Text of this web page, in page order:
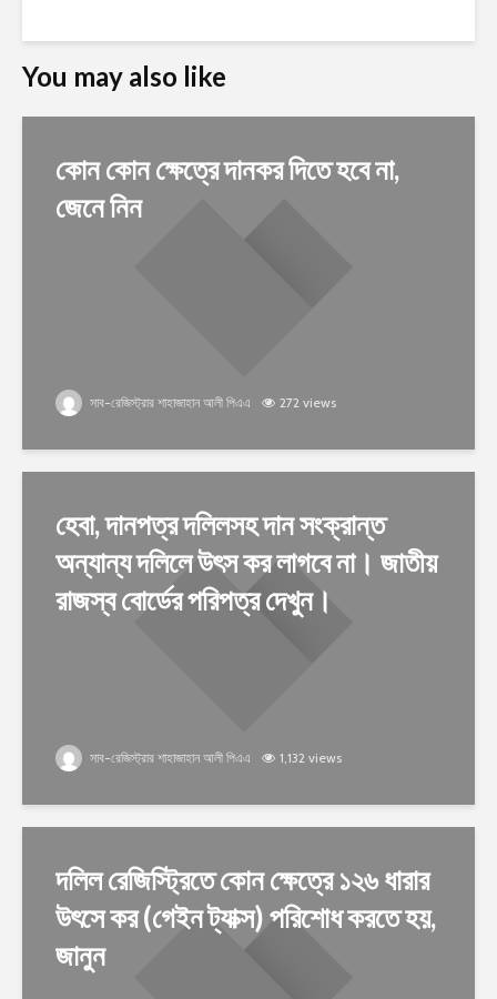
You may also like
কোন কোন ক্ষেত্রে দানকর দিতে হবে না,
জেনে নিন
সাব-রেজিস্ট্রার শাহাজাহান আলী পিএএ 272 views
হেবা, দানপত্র দলিলসহ দান সংক্রান্ত
অন্যান্য দলিলে উৎস কর লাগবে না। জাতীয়
রাজস্ব বোর্ডের পরিপত্র দেখুন।
সাব-রেজিস্ট্রার শাহাজাহান আলী পিএএ 1,132 views
দলিল রেজিস্ট্রিতে কোন ক্ষেত্রে ১২৬ ধারার
উৎসে কর (গেইন ট্যাক্স) পরিশোধ করতে হয়,
জানুন